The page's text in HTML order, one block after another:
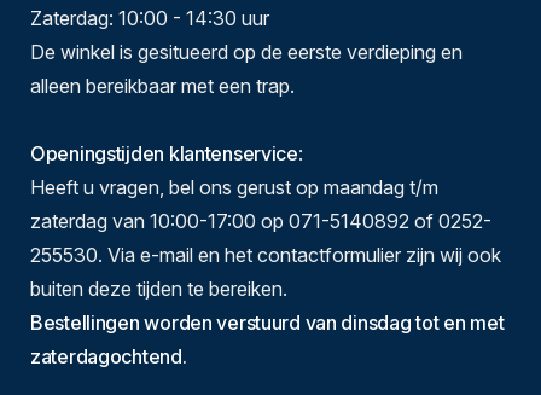
Zaterdag: 10:00 - 14:30 uur
De winkel is gesitueerd op de eerste verdieping en
alleen bereikbaar met een trap.
Openingstijden klantenservice:
Heeft u vragen, bel ons gerust op maandag t/m
zaterdag van 10:00-17:00 op 071-5140892 of 0252-
255530. Via e-mail en het contactformulier zijn wij ook
buiten deze tijden te bereiken.
Bestellingen worden verstuurd van dinsdag tot en met
zaterdagochtend.